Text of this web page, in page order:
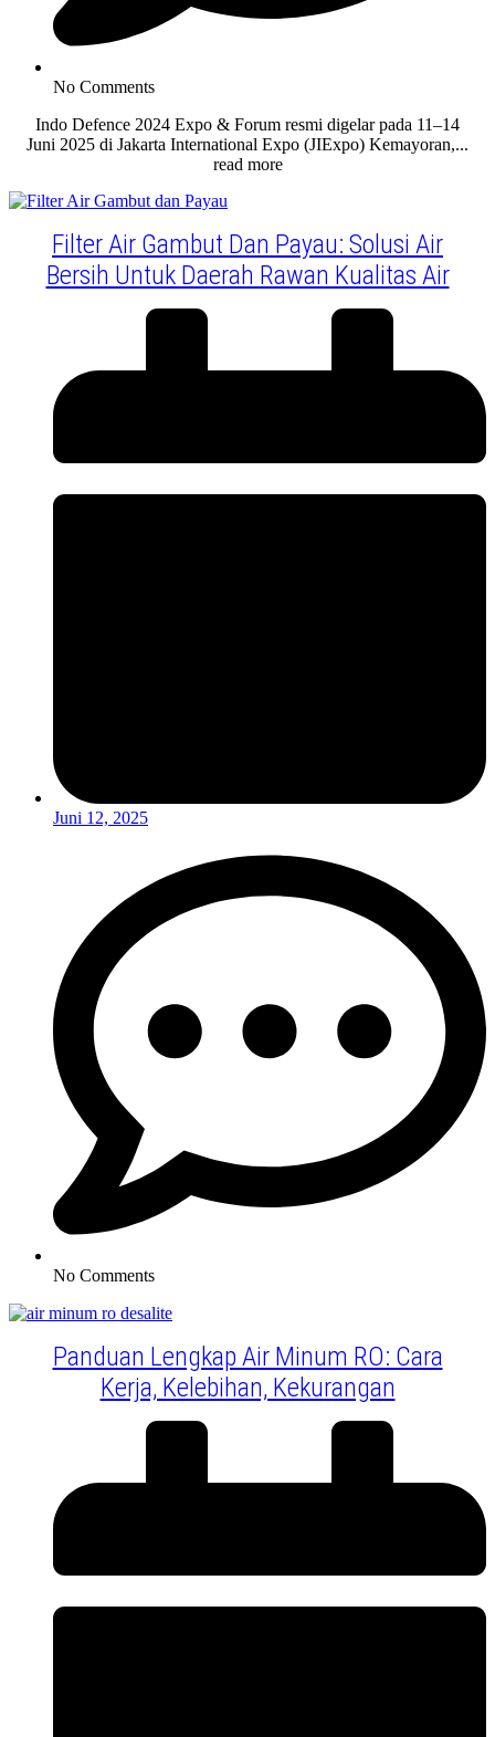
No Comments
Indo Defence 2024 Expo & Forum resmi digelar pada 11–14
Juni 2025 di Jakarta International Expo (JIExpo) Kemayoran,...
read more
Filter Air Gambut Dan Payau: Solusi Air
Bersih Untuk Daerah Rawan Kualitas Air
Juni 12, 2025
No Comments
Panduan Lengkap Air Minum RO: Cara
Kerja, Kelebihan, Kekurangan